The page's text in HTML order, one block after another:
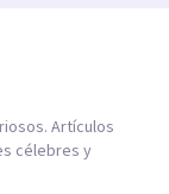
Artículos
célebres y